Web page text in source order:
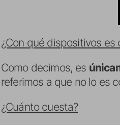
¿Con qué dispositivos es
Como decimos, es
referimos a que no lo es
¿Cuánto cuesta?